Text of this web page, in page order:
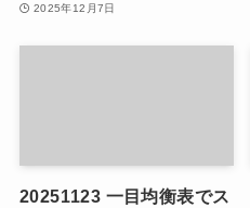
2025年12月7日
20251123 一目均衡表でス